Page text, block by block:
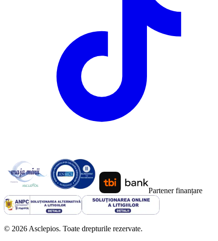
Partener finanțare
© 2026 Asclepios. Toate drepturile rezervate.